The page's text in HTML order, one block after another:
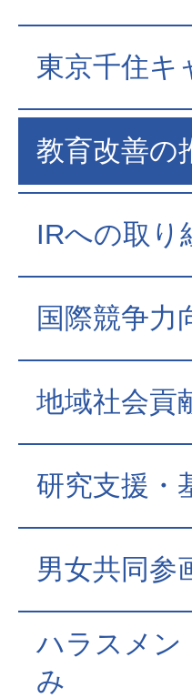
東京千住キ
教育改善の
IRへの取り
国際競争力
地域社会貢
研究支援・
男女共同参
ハラスメン
み